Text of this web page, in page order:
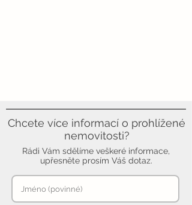
Chcete více informací o prohlížené
nemovitosti?
Rádi Vám sdělíme veškeré informace,
upřesněte prosím Váš dotaz.